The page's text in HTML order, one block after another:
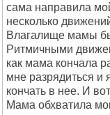
сама направила
несколько
Влагалище мамы
Ритмичными
как мама кончала
мне разрядиться и
кончать в нее. И
Мама обхватила